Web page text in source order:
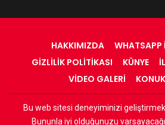
HAKKIMIZDA
WHATSAPP
GIZLILIK POLITIKASI
KÜNYE
VIDEO GALERI
© 2022 - RadyOrinal - Tüm
Bu web sitesi deneyiminizi
Bununla iyi olduğunuzu